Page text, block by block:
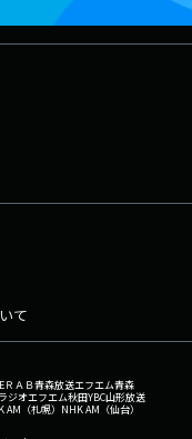
て
ＲＡＢ青森放送エフエム青森
ジオエフエム秋田YBC山形放送
AM（札幌） NHK AM（仙台）